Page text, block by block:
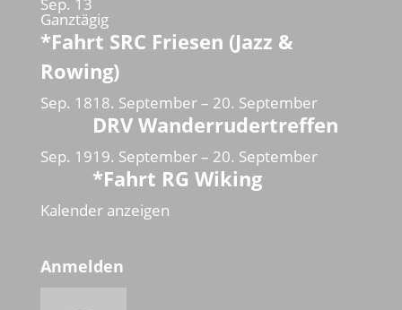
Ganztägig
*Fahrt SRC Friesen (Jazz &
Rowing)
Sep. 1818. September– 20. September
DRV Wanderrudertreffen
Sep. 1919. September– 20. September
*Fahrt RG Wiking
Kalender anzeigen
Anmelden